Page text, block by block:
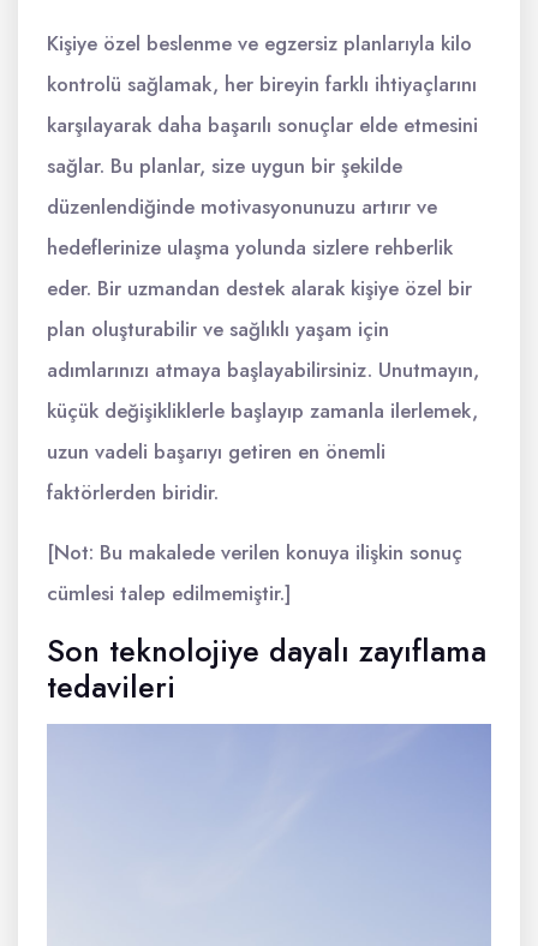
Kişiye özel beslenme ve egzersiz planlarıyla kilo
kontrolü sağlamak, her bireyin farklı ihtiyaçlarını
karşılayarak daha başarılı sonuçlar elde etmesini
sağlar. Bu planlar, size uygun bir şekilde
düzenlendiğinde motivasyonunuzu artırır ve
hedeflerinize ulaşma yolunda sizlere rehberlik
eder. Bir uzmandan destek alarak kişiye özel bir
plan oluşturabilir ve sağlıklı yaşam için
adımlarınızı atmaya başlayabilirsiniz. Unutmayın,
küçük değişikliklerle başlayıp zamanla ilerlemek,
uzun vadeli başarıyı getiren en önemli
faktörlerden biridir.
[Not: Bu makalede verilen konuya ilişkin sonuç
cümlesi talep edilmemiştir.]
Son teknolojiye dayalı zayıflama
tedavileri